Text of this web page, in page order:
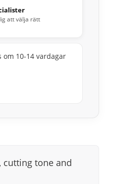
att välja rätt
om 10-14 vardagar
cutting tone and